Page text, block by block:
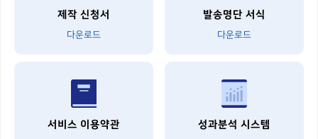
제작 신청서
다운로드
발송명단 서식
다운로드
서비스 이용약관 성과분석 시스템